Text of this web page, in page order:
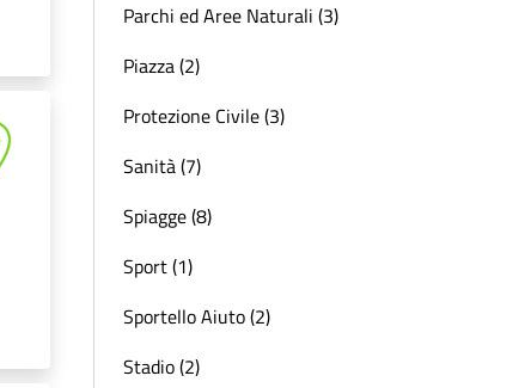
Parchi ed Aree Naturali (3)
Piazza (2)
Protezione Civile (3)
Sanità (7)
Spiagge (8)
Sport (1)
Sportello Aiuto (2)
Stadio (2)